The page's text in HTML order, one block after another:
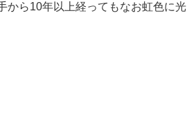
から10年以上経ってもなお虹色に光